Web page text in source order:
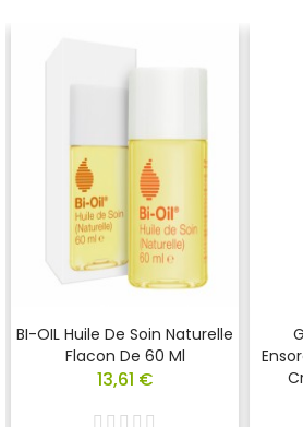
BI-OIL Huile De Soin Naturelle
Flacon De 60 Ml
13,61 €